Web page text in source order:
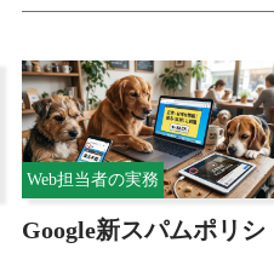
Web担当者の実務
Google新スパムポリシ